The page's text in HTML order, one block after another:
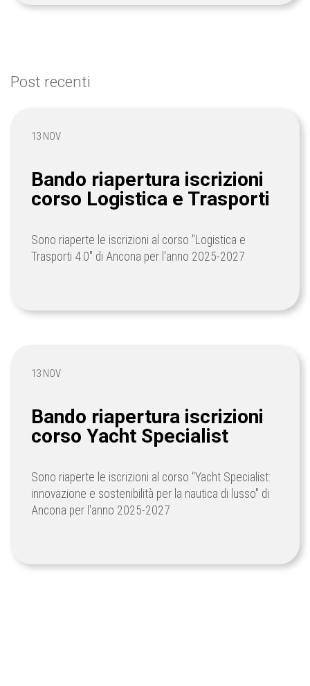
Post recenti
13 NOV
Bando riapertura iscrizioni
corso Logistica e Trasporti
Sono riaperte le iscrizioni al corso "Logistica e
Trasporti 4.0" di Ancona per l'anno 2025-2027
13 NOV
Bando riapertura iscrizioni
corso Yacht Specialist
Sono riaperte le iscrizioni al corso "Yacht Specialist:
innovazione e sostenibilità per la nautica di lusso" di
Ancona per l'anno 2025-2027